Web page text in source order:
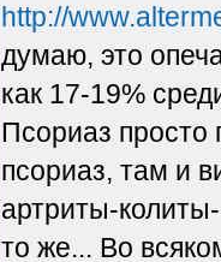
http://
думаю, это
как 17-19%
Псориаз просто
псориаз, там и
артриты-
то же... Во